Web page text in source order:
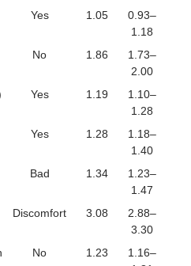
Yes 1.05
0.93–
1.18
No 1.86
1.73–
2.00
Yes 1.19
1.10–
1.28
Yes 1.28
1.18–
1.40
Bad 1.34
1.23–
1.47
Discomfort 3.08
2.88–
3.30
No 1.23
1.16–